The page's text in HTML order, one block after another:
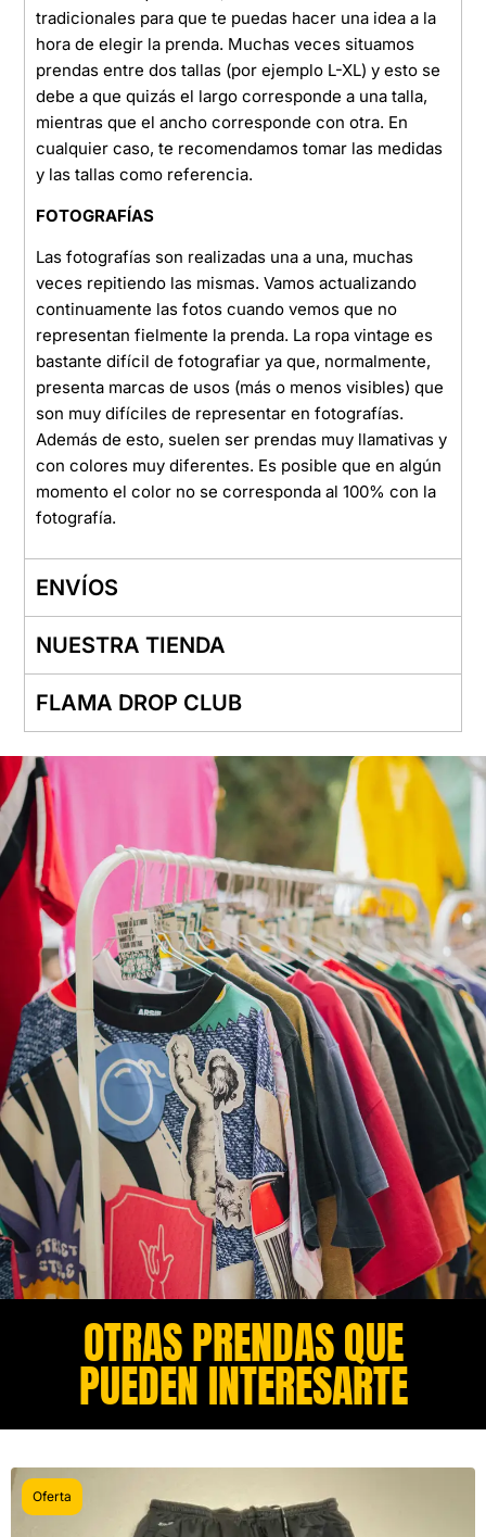
tradicionales para que te puedas hacer una idea a la
hora de elegir la prenda. Muchas veces situamos
prendas entre dos tallas (por ejemplo L-XL) y esto se
debe a que quizás el largo corresponde a una talla,
mientras que el ancho corresponde con otra. En
cualquier caso, te recomendamos tomar las medidas
y las tallas como referencia.
FOTOGRAFÍAS
Las fotografías son realizadas una a una, muchas
veces repitiendo las mismas. Vamos actualizando
continuamente las fotos cuando vemos que no
representan fielmente la prenda. La ropa vintage es
bastante difícil de fotografiar ya que, normalmente,
presenta marcas de usos (más o menos visibles) que
son muy difíciles de representar en fotografías.
Además de esto, suelen ser prendas muy llamativas y
con colores muy diferentes. Es posible que en algún
momento el color no se corresponda al 100% con la
fotografía.
ENVÍOS
NUESTRA TIENDA
FLAMA DROP CLUB
OTRAS PRENDAS QUE
PUEDEN INTERESARTE​
Oferta